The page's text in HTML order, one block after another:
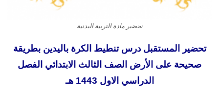
تحضير مادة التربية البدنية
تحضير المستقبل درس تنطيط الكرة باليدين بطريقة
صحيحة على الأرض الصف الثالث الابتدائي الفصل
الدراسي الاول 1443 هـ